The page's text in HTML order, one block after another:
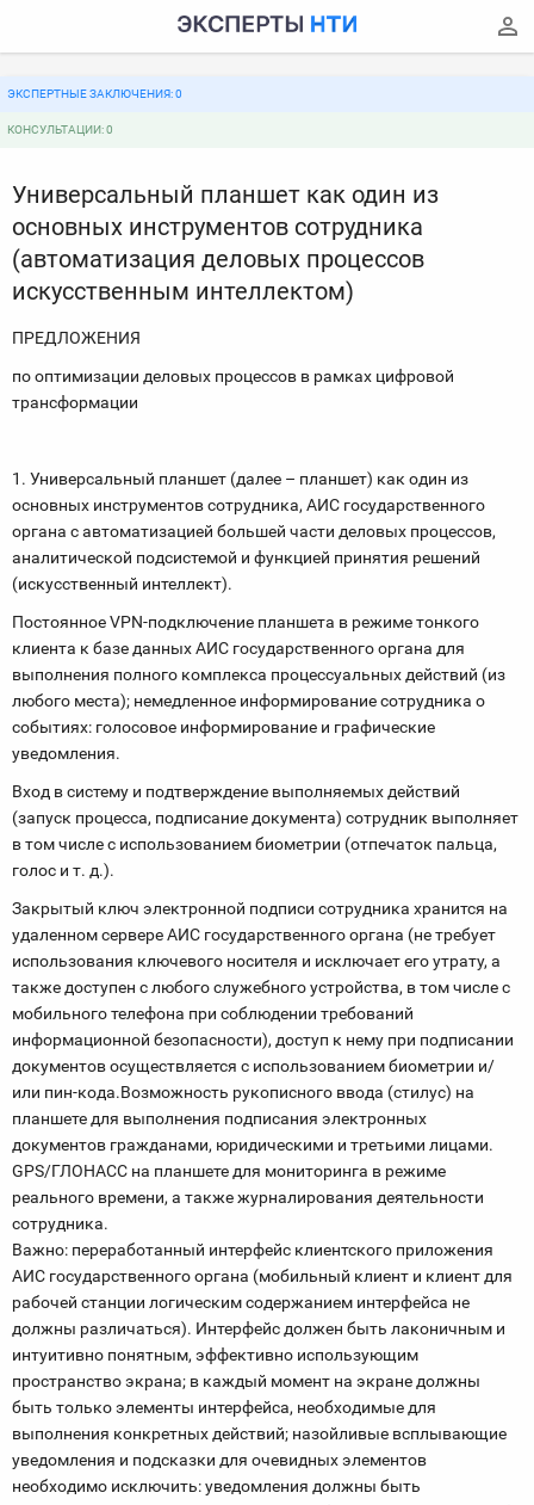
ЭКСПЕРТНЫЕ ЗАКЛЮЧЕНИЯ: 0
КОНСУЛЬТАЦИИ: 0
Универсальный планшет как один из
основных инструментов сотрудника
(автоматизация деловых процессов
искусственным интеллектом)
ПРЕДЛОЖЕНИЯ
по оптимизации деловых процессов в рамках цифровой
трансформации
1. Универсальный планшет (далее – планшет) как один из
основных инструментов сотрудника, АИС государственного
органа с автоматизацией большей части деловых процессов,
аналитической подсистемой и функцией принятия решений
(искусственный интеллект).
Постоянное VPN-подключение планшета в режиме тонкого
клиента к базе данных АИС государственного органа для
выполнения полного комплекса процессуальных действий (из
любого места); немедленное информирование сотрудника о
событиях: голосовое информирование и графические
уведомления.
Вход в систему и подтверждение выполняемых действий
(запуск процесса, подписание документа) сотрудник выполняет
в том числе с использованием биометрии (отпечаток пальца,
голос и​ т.​ д.).
Закрытый ключ электронной подписи сотрудника хранится на
удаленном сервере АИС государственного органа (не требует
использования ключевого носителя и​ исключает его утрату, а
также доступен с любого служебного устройства, в том числе с
мобильного телефона при соблюдении требований
информационной безопасности), доступ к нему при подписании
документов осуществляется с​ использованием биометрии и/
или пин-кода.Возможность рукописного ввода (стилус) на
планшете для выполнения подписания электронных
документов гражданами, юридическими и третьими лицами.
GPS/ГЛОНАСС на планшете для мониторинга в режиме
реального времени, а​ также журналирования деятельности
сотрудника.
Важно: переработанный интерфейс клиентского приложения
АИС государственного органа (мобильный клиент и клиент для
рабочей станции логическим содержанием интерфейса не
должны различаться). Интерфейс должен быть лаконичным и
интуитивно понятным, эффективно использующим
пространство экрана; в каждый момент на экране должны
быть только элементы интерфейса, необходимые для
выполнения конкретных действий; назойливые всплывающие
уведомления и подсказки для очевидных элементов
необходимо исключить: уведомления должны быть